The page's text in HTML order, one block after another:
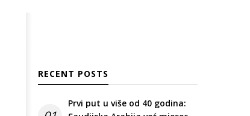
RECENT POSTS
Prvi put u više od 40 godina: